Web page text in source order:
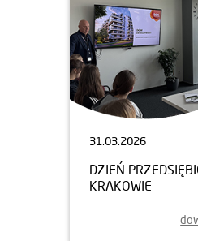
31.03.2026
DZIEŃ
KRAKOWIE